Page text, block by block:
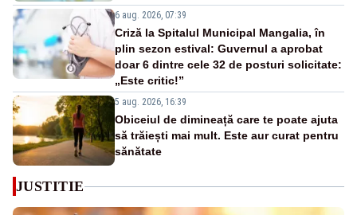
6 aug. 2026, 07:39
Criză la Spitalul Municipal Mangalia, în
plin sezon estival: Guvernul a aprobat
doar 6 dintre cele 32 de posturi solicitate:
„Este critic!”
5 aug. 2026, 16:39
Obiceiul de dimineață care te poate ajuta
să trăiești mai mult. Este aur curat pentru
sănătate
JUSTITIE